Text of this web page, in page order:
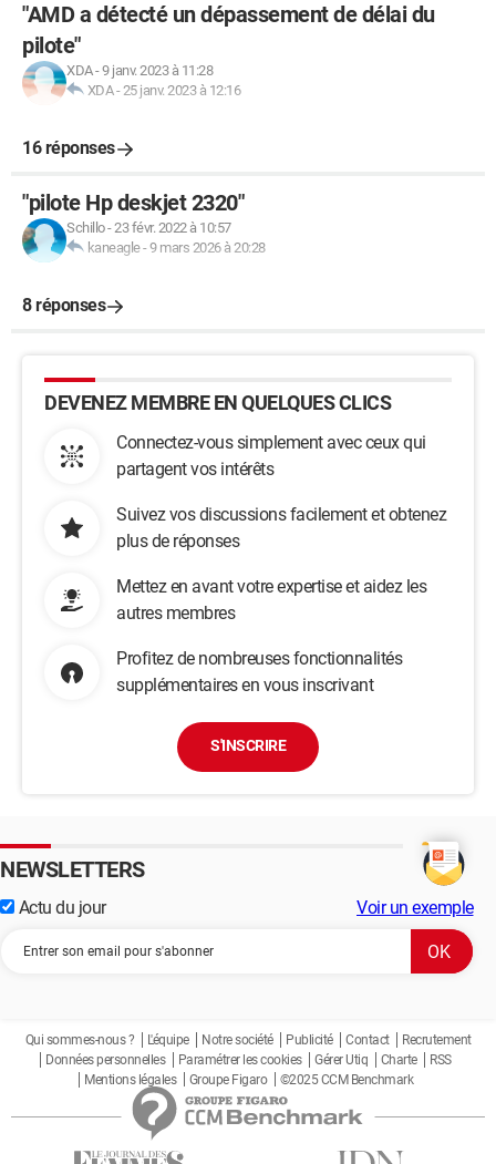
"AMD a détecté un dépassement de délai du
pilote"
XDA-9 janv. 2023 à 11:28
XDA-25 janv. 2023 à 12:16
16 réponses
"pilote Hp deskjet 2320"
Schillo-23 févr. 2022 à 10:57
kaneagle-9 mars 2026 à 20:28
8 réponses
DEVENEZ MEMBRE EN QUELQUES CLICS
Connectez-vous simplement avec ceux qui
partagent vos intérêts
Suivez vos discussions facilement et obtenez
plus de réponses
Mettez en avant votre expertise et aidez les
autres membres
Profitez de nombreuses fonctionnalités
supplémentaires en vous inscrivant
S'INSCRIRE
NEWSLETTERS
Actu du jour Voir un exemple
Qui sommes-nous ? L'équipe Notre société Publicité Contact
Recrutement
Données personnelles
Paramétrer les cookies Gérer Utiq Charte
RSS
Mentions légales
Groupe Figaro ©2025 CCM Benchmark